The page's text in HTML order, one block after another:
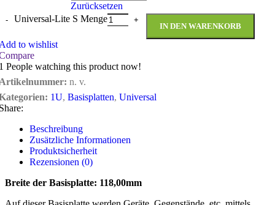
Zurücksetzen
Universal-Lite S Menge
IN DEN WARENKORB
to wishlist
People watching this product now!
n. v.
1U, Basisplatten, Universal
Beschreibung
Zusätzliche Informationen
Produktsicherheit
Rezensionen (0)
Breite der Basisplatte: 118,00mm